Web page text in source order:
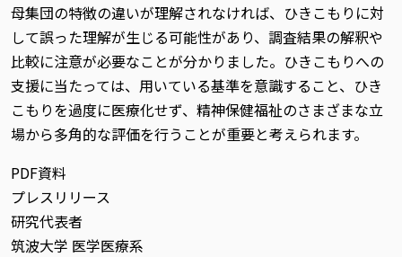
母集団の特徴の違いが理解されなければ、ひきこもりに対
して誤った理解が生じる可能性があり、調査結果の解釈や
比較に注意が必要なことが分かりました。ひきこもりへの
支援に当たっては、用いている基準を意識すること、ひき
こもりを過度に医療化せず、精神保健福祉のさまざまな立
場から多角的な評価を行うことが重要と考えられます。
PDF資料
プレスリリース
研究代表者
筑波大学 医学医療系